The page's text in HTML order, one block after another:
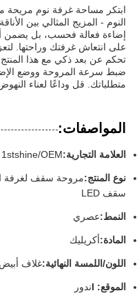
النوم - المزيج المثالي بين
إضاءة فعالة فحسب، بل يضمن
على انتعاش غرفتك وراحتها.
تحكم عن بعد ذكي مع هذا
ضبط سرعة المروحة ووضع
متطلباتك. قل وداعًا لعناء
المواصفات:
العلامة التجارية:1stshine/OEM
نوع المنتج:مروحة سقف لغرفة
سقف LED
النمط:عصري
المادة:أكريليك
اللون/اللمسة النهائية:غلاف أبيض/OEM
الموقع: I ندور